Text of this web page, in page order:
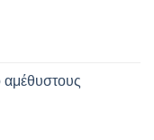
αμέθυστους